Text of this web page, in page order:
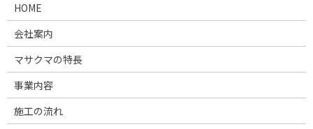
HOME
会社案内
マサクマの特長
事業内容
施工の流れ